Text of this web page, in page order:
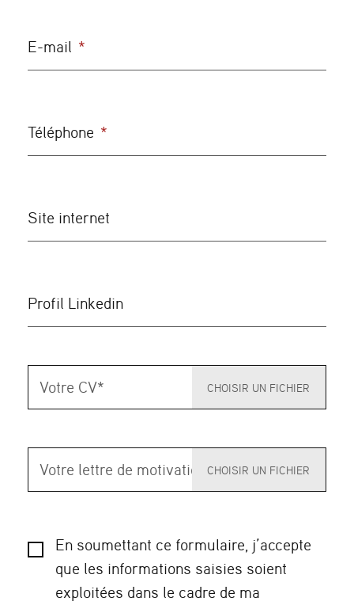
E-mail *
Téléphone *
Site internet
Profil Linkedin
CV *
lettre
de
En soumettant ce formulaire, j’accepte
que les informations saisies soient
exploitées dans le cadre de ma